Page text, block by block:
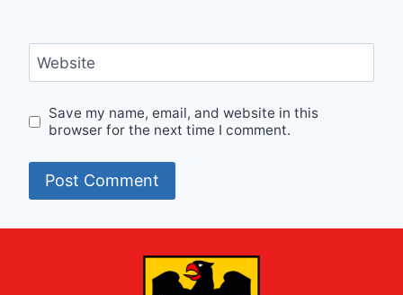
Website
Save my name, email, and website in this
browser for the next time I comment.